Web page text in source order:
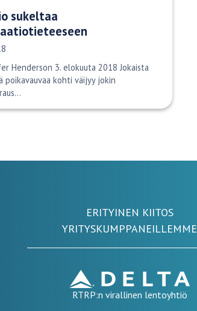
sukeltaa
Henderson 3. elokuuta 2018 Jokaista
poikavauvaa kohti väijyy jokin
ERITYINEN KIITOS
YRITYSKUMPPANEILLEMME
RTRP:n virallinen lentoyhtiö